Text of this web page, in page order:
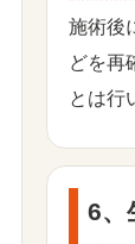
施術後
どを再
とは行
6、